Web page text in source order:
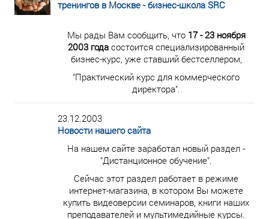
тренингов в Москве - бизнес-школа SRC
Мы рады Вам сообщить, что 17 - 23 ноября
2003 года состоится специализированный
бизнес-курс, уже ставший бестселлером,
"Практический курс для коммерческого
директора".
23.12.2003
Новости нашего сайта
На нашем сайте заработал новый раздел -
"Дистанционное обучение".
Сейчас этот раздел работает в режиме
интернет-магазина, в котором Вы можете
купить видеоверсии семинаров, книги наших
преподавателей и мультимедийные курсы.